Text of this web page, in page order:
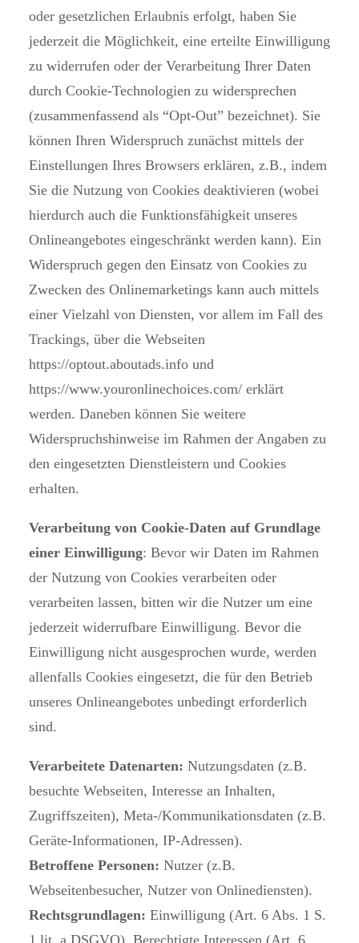
oder gesetzlichen Erlaubnis erfolgt, haben Sie
jederzeit die Möglichkeit, eine erteilte Einwilligung
zu widerrufen oder der Verarbeitung Ihrer Daten
durch Cookie-Technologien zu widersprechen
(zusammenfassend als “Opt-Out” bezeichnet). Sie
können Ihren Widerspruch zunächst mittels der
Einstellungen Ihres Browsers erklären, z.B., indem
Sie die Nutzung von Cookies deaktivieren (wobei
hierdurch auch die Funktionsfähigkeit unseres
Onlineangebotes eingeschränkt werden kann). Ein
Widerspruch gegen den Einsatz von Cookies zu
Zwecken des Onlinemarketings kann auch mittels
einer Vielzahl von Diensten, vor allem im Fall des
Trackings, über die Webseiten
https://optout.aboutads.info und
https://www.youronlinechoices.com/ erklärt
werden. Daneben können Sie weitere
Widerspruchshinweise im Rahmen der Angaben zu
den eingesetzten Dienstleistern und Cookies
erhalten.
Verarbeitung von Cookie-Daten auf Grundlage
einer Einwilligung: Bevor wir Daten im Rahmen
der Nutzung von Cookies verarbeiten oder
verarbeiten lassen, bitten wir die Nutzer um eine
jederzeit widerrufbare Einwilligung. Bevor die
Einwilligung nicht ausgesprochen wurde, werden
allenfalls Cookies eingesetzt, die für den Betrieb
unseres Onlineangebotes unbedingt erforderlich
sind.
Verarbeitete Datenarten: Nutzungsdaten (z.B.
besuchte Webseiten, Interesse an Inhalten,
Zugriffszeiten), Meta-/Kommunikationsdaten (z.B.
Geräte-Informationen, IP-Adressen).
Betroffene Personen: Nutzer (z.B.
Webseitenbesucher, Nutzer von Onlinediensten).
Rechtsgrundlagen: Einwilligung (Art. 6 Abs. 1 S.
1 lit. a DSGVO), Berechtigte Interessen (Art. 6